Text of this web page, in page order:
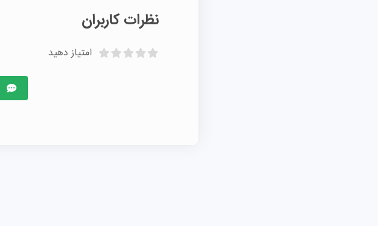
نظرات کاربران
امتیاز دهید